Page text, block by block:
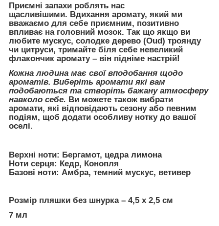
Приємні запахи роблять нас
щасливішими. Вдихання аромату, який ми
вважаємо для себе приємним, позитивно
впливає на головний мозок. Так що якщо ви
любите мускус, солодке дерево (Oud) троянду
чи цитруси, тримайте біля себе невеликий
флакончик аромату – він підніме настрій!
Кожна людина має свої вподобання щодо
ароматів. Виберіть аромати які вам
подобаються та створіть бажану атмосферу
навколо себе. Ви можете також вибрати
аромати, які відповідають сезону або певним
подіям, щоб додати особливу нотку до вашої
оселі.
Верхні ноти: Бергамот, цедра лимона
Ноти серця: Кедр, Конопля
Базові ноти: Амбра, темний мускус, ветивер
Розмір пляшки без шнурка – 4,5 х 2,5 см
7 мл